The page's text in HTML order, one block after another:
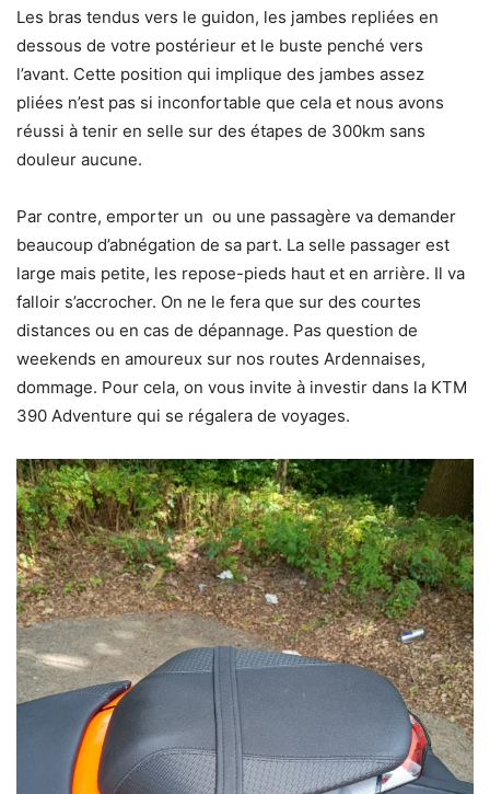
Les bras tendus vers le guidon, les jambes repliées en
dessous de votre postérieur et le buste penché vers
l’avant. Cette position qui implique des jambes assez
pliées n’est pas si inconfortable que cela et nous avons
réussi à tenir en selle sur des étapes de 300km sans
douleur aucune.
Par contre, emporter un ou une passagère va demander
beaucoup d’abnégation de sa part. La selle passager est
large mais petite, les repose-pieds haut et en arrière. Il va
falloir s’accrocher. On ne le fera que sur des courtes
distances ou en cas de dépannage. Pas question de
weekends en amoureux sur nos routes Ardennaises,
dommage. Pour cela, on vous invite à investir dans la KTM
390 Adventure qui se régalera de voyages.